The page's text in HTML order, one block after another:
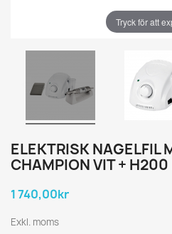
Tryck för att
ELEKTRISK NAGELFIL
CHAMPION VIT +
1 740,00kr
Exkl. moms